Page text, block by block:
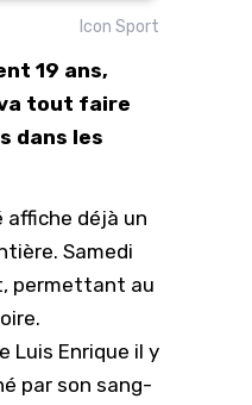
Icon Sport
19 ans,
va tout faire
dans les
affiche déjà un
Samedi
permettant au
Luis Enrique il y
par son sang-